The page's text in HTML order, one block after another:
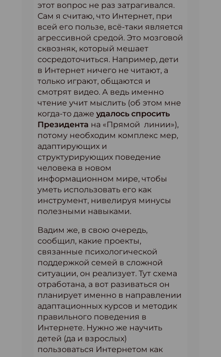
этот вопрос не раз затрагивался.
Сам я считаю, что Интернет, при
всей его пользе, всё-таки является
агрессивной средой. Это мозговой
сквозняк, который мешает
сосредоточиться. Например, дети
в Интернет ничего не читают, а
только играют, общаются и
смотрят видео. А ведь именно
чтение учит мыслить (об этом мне
когда-то даже удалось спросить
Президента на «Прямой линии»),
потому необходим комплекс мер,
адаптирующих и
структурирующих поведение
человека в новом
информационном мире, чтобы
уметь использовать его как
инструмент, нивелируя минусы
полезными навыками.
Вадим же, в свою очередь,
сообщил, какие проекты,
связанные психологической
поддержкой семей в сложной
ситуации, он реализует. Тут схема
отработана, а вот разиваться он
планирует именно в направлении
адаптационных курсов и методик
правильного поведения в
Интернете. Нужно же научить
детей (да и взрослых)
пользоваться Интернетом как